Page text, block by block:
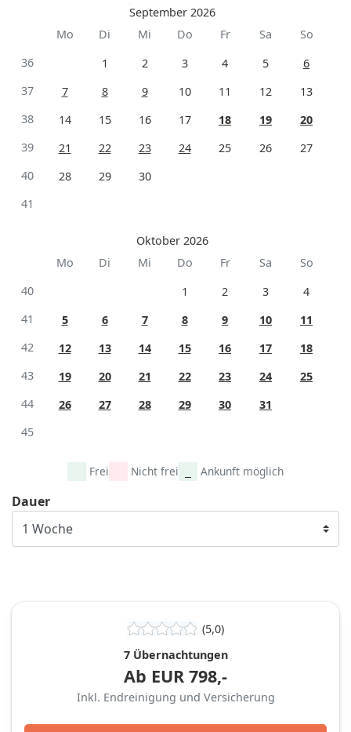
September 2026
Mo
Di Mi Do Fr Sa
So
36
1 2 3 4 5
6
37
7 8 9 10 11 12
13
38
14 15 16 17 18 19
20
39
21 22 23 24 25 26
27
40
28 29
30
41
Oktober 2026
Mo
Di Mi Do Fr Sa
So
40
1 2 3
4
41
5 6 7 8 9 10
11
42
12 13 14 15 16 17
18
43
19 20 21 22 23 24
25
44
26 27 28 29 30
31
45
Frei Nicht frei Ankunft möglich
Dauer
(5,0)
7 Übernachtungen
Ab EUR 798,-
Inkl. Endreinigung und Versicherung